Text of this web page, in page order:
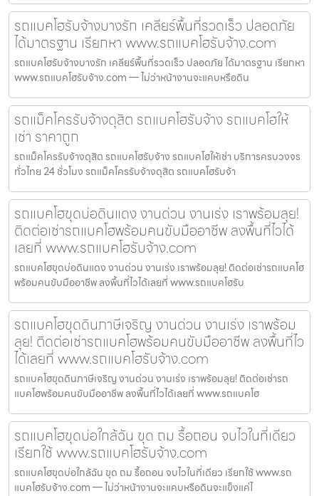
รถแบคโฮรับจ้างบางรัก เคลียร์พื้นที่รวดเร็ว ปลอดภัย
ได้มาตรฐาน เรียกหา www.รถแบคโฮรับจ้าง.com
รถแบคโฮรับจ้างบางรัก เคลียร์พื้นที่รวดเร็ว ปลอดภัย ได้มาตรฐาน เรียกหา
www.รถแบคโฮรับจ้าง.com — ไม่ว่าหน้างานจะแคบหรือดิน
รถแม็คโครรับจ้างดุสิต รถแบคโฮรับจ้าง รถแบคโฮให้
เช่า ราคาถูก
รถแม็คโครรับจ้างดุสิต รถแบคโฮรับจ้าง รถแบคโฮให้เช่า บริการครบวงจร
ทั่วไทย 24 ชั่วโมง รถแม็คโครรับจ้างดุสิต รถแบคโฮรับจ้า
รถแบคโฮขุดบ่อดินแดง งานด่วน งานเร่ง เราพร้อมลุย!
ติดต่อเช่ารถแบคโฮพร้อมคนขับมืออาชีพ ลงพื้นที่ไวได้
เลยที่ www.รถแบคโฮรับจ้าง.com
รถแบคโฮขุดบ่อดินแดง งานด่วน งานเร่ง เราพร้อมลุย! ติดต่อเช่ารถแบคโฮ
พร้อมคนขับมืออาชีพ ลงพื้นที่ไวได้เลยที่ www.รถแบคโฮรับ
รถแบคโฮขุดดินภาษีเจริญ งานด่วน งานเร่ง เราพร้อม
ลุย! ติดต่อเช่ารถแบคโฮพร้อมคนขับมืออาชีพ ลงพื้นที่ไว
ได้เลยที่ www.รถแบคโฮรับจ้าง.com
รถแบคโฮขุดดินภาษีเจริญ งานด่วน งานเร่ง เราพร้อมลุย! ติดต่อเช่ารถ
แบคโฮพร้อมคนขับมืออาชีพ ลงพื้นที่ไวได้เลยที่ www.รถแบคโฮ
รถแบคโฮขุดบ่อใกล้ฉัน ขุด ถม รื้อถอน จบไวในที่เดียว
เรียกใช้ www.รถแบคโฮรับจ้าง.com
รถแบคโฮขุดบ่อใกล้ฉัน ขุด ถม รื้อถอน จบไวในที่เดียว เรียกใช้ www.รถ
แบคโฮรับจ้าง.com — ไม่ว่าหน้างานจะแคบหรือดินจะแข็งแค่ไ